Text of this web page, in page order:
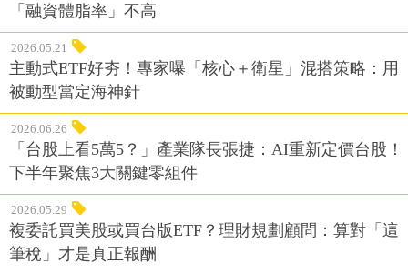
「融資體脂率」不高
2026.05.21
主動式ETF好夯！專家曝「核心＋衛星」混搭策略：用
被動型當定海神針
2026.06.26
「台股上看5萬5？」產業隊長張捷：AI重新定價台股！
下半年聚焦3大關鍵零組件
2026.05.29
複委託買美股或買台版ETF？理財規劃顧問：算對「這
筆稅」才是真正報酬